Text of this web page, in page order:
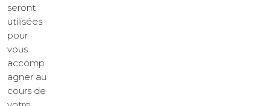
seront
utilisées
pour
vous
accomp
agner au
cours de